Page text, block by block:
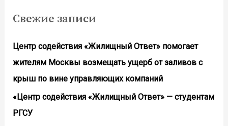
Свежие записи
Центр содействия «Жилищный Ответ» помогает
жителям Москвы возмещать ущерб от заливов с
крыш по вине управляющих компаний
«Центр содействия «Жилищный Ответ» — студентам
РГСУ